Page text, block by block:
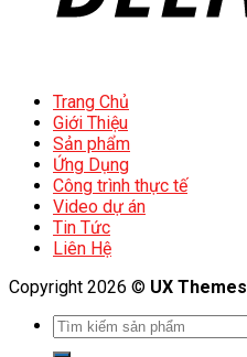
Trang Chủ
Giới Thiệu
Sản phẩm
Ứng Dụng
Công trình thực tế
Video dự án
Tin Tức
Liên Hệ
Copyright 2026 © UX Themes